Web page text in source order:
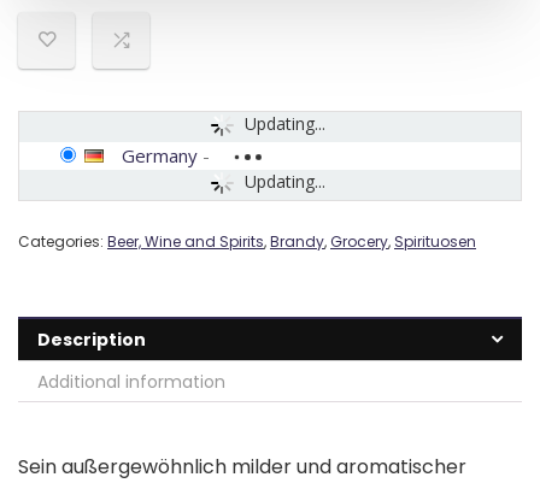
Updating...
Updating...
Germany -
Categories: Beer, Wine and Spirits,Brandy,Grocery, Spirituosen
Description
Additional information
Sein außergewöhnlich milder und aromatischer